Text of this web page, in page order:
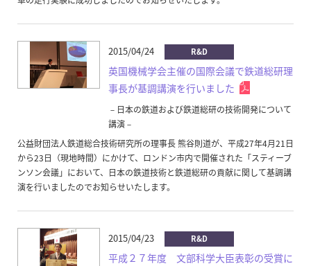
2015/04/24 R&D
英国機械学会主催の国際会議で鉄道総研理
事長が基調講演を行いました
－日本の鉄道および鉄道総研の技術開発について
講演－
公益財団法人鉄道総合技術研究所の理事長 熊谷則道が、平成27年4月21日
から23日（現地時間）にかけて、ロンドン市内で開催された「スティーブ
ンソン会議」において、日本の鉄道技術と鉄道総研の貢献に関して基調講
演を行いましたのでお知らせいたします。
2015/04/23 R&D
平成２７年度 文部科学大臣表彰の受賞に